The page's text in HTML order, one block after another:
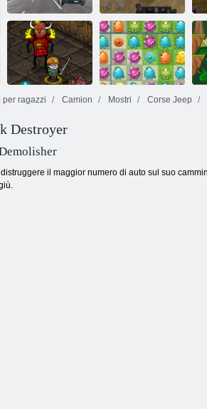
Simulatore di
guida del camion
della spazzatura
Simulatore di
camion: Europa
Loot Heroes 2
per ragazzi Camion Mostri Corse Jeep
Destroyer
distruggere il maggior numero di auto sul suo